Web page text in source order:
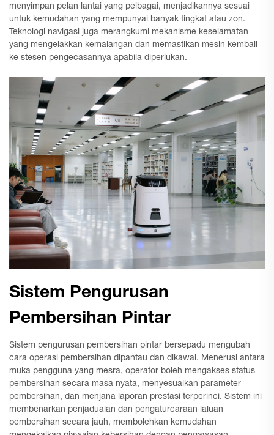
menyimpan pelan lantai yang pelbagai, menjadikannya sesuai
untuk kemudahan yang mempunyai banyak tingkat atau zon.
Teknologi navigasi juga merangkumi mekanisme keselamatan
yang mengelakkan kemalangan dan memastikan mesin kembali
ke stesen pengecasannya apabila diperlukan.
Sistem Pengurusan
Pembersihan Pintar
Sistem pengurusan pembersihan pintar bersepadu mengubah
cara operasi pembersihan dipantau dan dikawal. Menerusi antara
muka pengguna yang mesra, operator boleh mengakses status
pembersihan secara masa nyata, menyesuaikan parameter
pembersihan, dan menjana laporan prestasi terperinci. Sistem ini
membenarkan penjadualan dan pengaturcaraan laluan
pembersihan secara jauh, membolehkan kemudahan